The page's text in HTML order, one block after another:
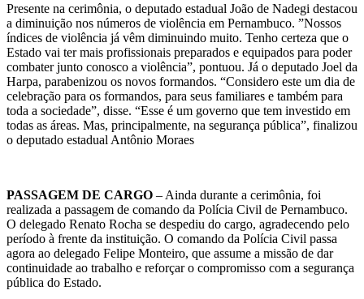
Presente na cerimônia, o deputado estadual João de Nadegi destacou
a diminuição nos números de violência em Pernambuco. ”Nossos
índices de violência já vêm diminuindo muito. Tenho certeza que o
Estado vai ter mais profissionais preparados e equipados para poder
combater junto conosco a violência”, pontuou. Já o deputado Joel da
Harpa, parabenizou os novos formandos. “Considero este um dia de
celebração para os formandos, para seus familiares e também para
toda a sociedade”, disse. “Esse é um governo que tem investido em
todas as áreas. Mas, principalmente, na segurança pública”, finalizou
o deputado estadual Antônio Moraes
PASSAGEM DE CARGO – Ainda durante a cerimônia, foi
realizada a passagem de comando da Polícia Civil de Pernambuco.
O delegado Renato Rocha se despediu do cargo, agradecendo pelo
período à frente da instituição. O comando da Polícia Civil passa
agora ao delegado Felipe Monteiro, que assume a missão de dar
continuidade ao trabalho e reforçar o compromisso com a segurança
pública do Estado.